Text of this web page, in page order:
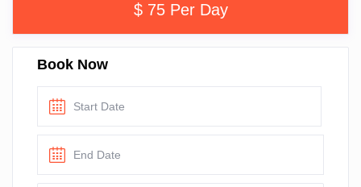
$ 75 Per Day
Book Now